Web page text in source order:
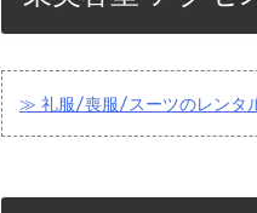
≫ 礼服/喪服/スーツのレンタ